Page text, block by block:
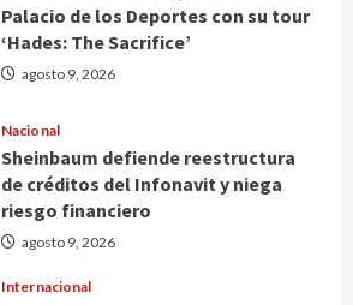
Nacional
Sheinbaum defiende reestructura
de créditos del Infonavit y niega
agosto 9, 2026
Internacional
Colombia respalda soberanía de
Marruecos sobre el Sáhara y busca
TLC
agosto 9, 2026